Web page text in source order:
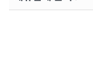
고객후기